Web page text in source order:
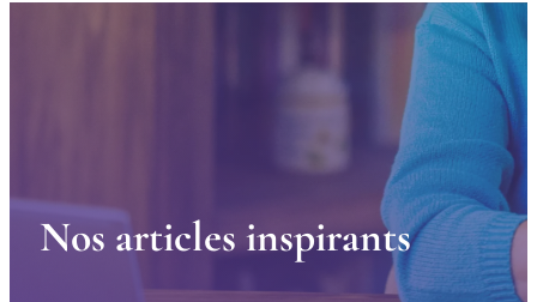
Nos articles inspirants